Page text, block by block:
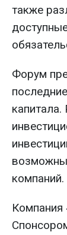
также
Форум
компаний.
Компания